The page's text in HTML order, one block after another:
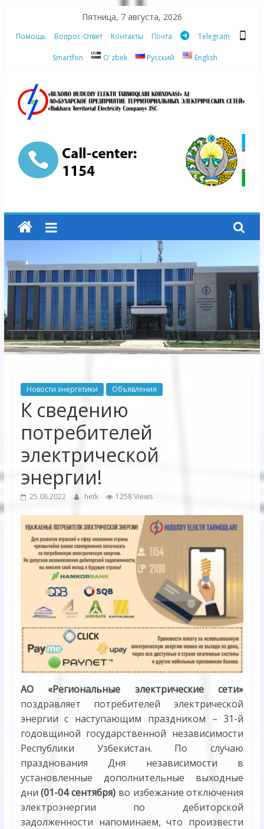
content
Пятница, 7 августа, 2026
Помощь Вопрос-Ответ Контакты Почта Telegram
Smartfon Oʻzbek Русский English
АО
"Бухарское
Предприятие
Территориальных
Электрических
сетей"
АО
"Бухарское
Электрических
сетей"
Новости энергетики Объявления
К сведению
потребителей
электрической
энергии!
25.08.2022 hetk 1258 Views
АО «Региональные электрические сети»
поздравляет потребителей электрической
энергии с наступающим праздником – 31-й
годовщиной государственной независимости
Республики Узбекистан. По случаю
празднования Дня независимости в
установленные дополнительные выходные
дни(01-04 сентября) во избежание отключения
электроэнергии по дебиторской
задолженности напоминаем, что произвести